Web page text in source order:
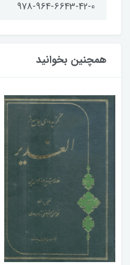
978-964-6643-42-0
همچنین بخوانید